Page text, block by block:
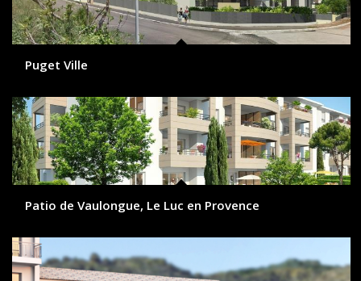
Puget Ville
Patio de Vaulongue, Le Luc en Provence